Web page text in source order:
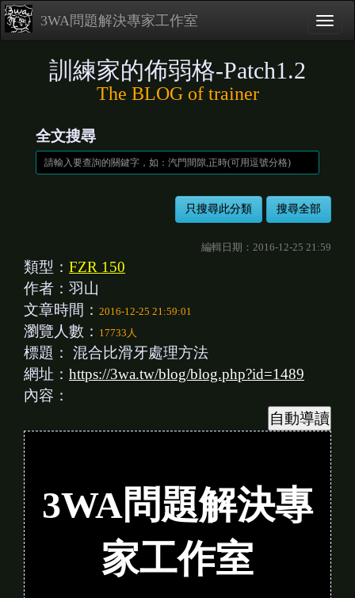
3WA問題解決專家工作室
訓練家的佈弱格-Patch1.2
The BLOG of trainer
全文搜尋
編輯日期：2016-12-25 21:59
類型： FZR 150
作者：羽山
文章時間： 2016-12-25 21:59:01
瀏覽人數： 17733人
標題： 混合比滑牙處理方法
網址： https://3wa.tw/blog/blog.php?id=1489
內容：
3WA問題解決專
家工作室